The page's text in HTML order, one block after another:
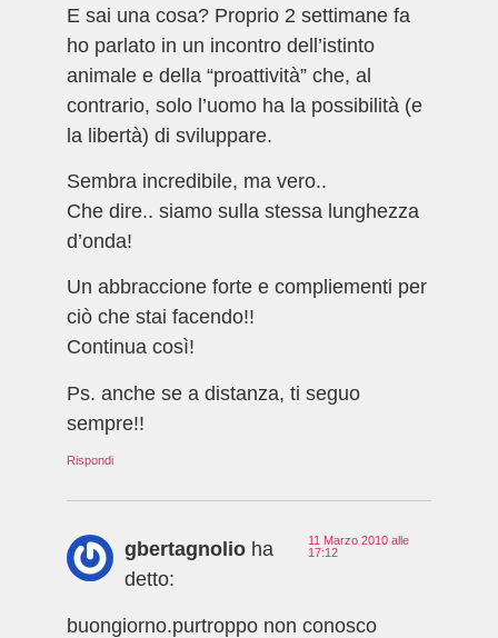
E sai una cosa? Proprio 2 settimane fa
ho parlato in un incontro dell’istinto
animale e della “proattività” che, al
contrario, solo l’uomo ha la possibilità (e
la libertà) di sviluppare.
Sembra incredibile, ma vero..
Che dire.. siamo sulla stessa lunghezza
d’onda!
Un abbraccione forte e compliementi per
ciò che stai facendo!!
Continua così!
Ps. anche se a distanza, ti seguo
sempre!!
Rispondi
gbertagnolio ha
detto:
11 Marzo 2010 alle
17:12
buongiorno.purtroppo non conosco